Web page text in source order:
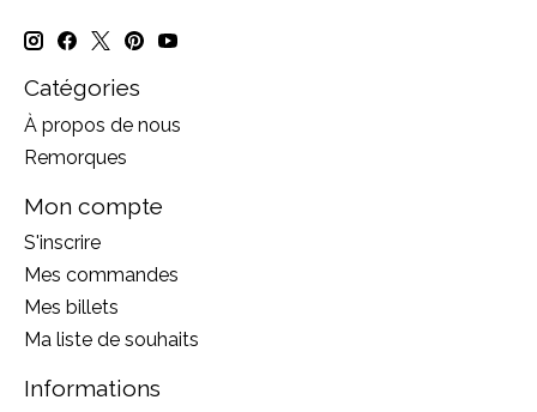
Catégories
À propos de nous
Remorques
Mon compte
S'inscrire
Mes commandes
Mes billets
Ma liste de souhaits
Informations